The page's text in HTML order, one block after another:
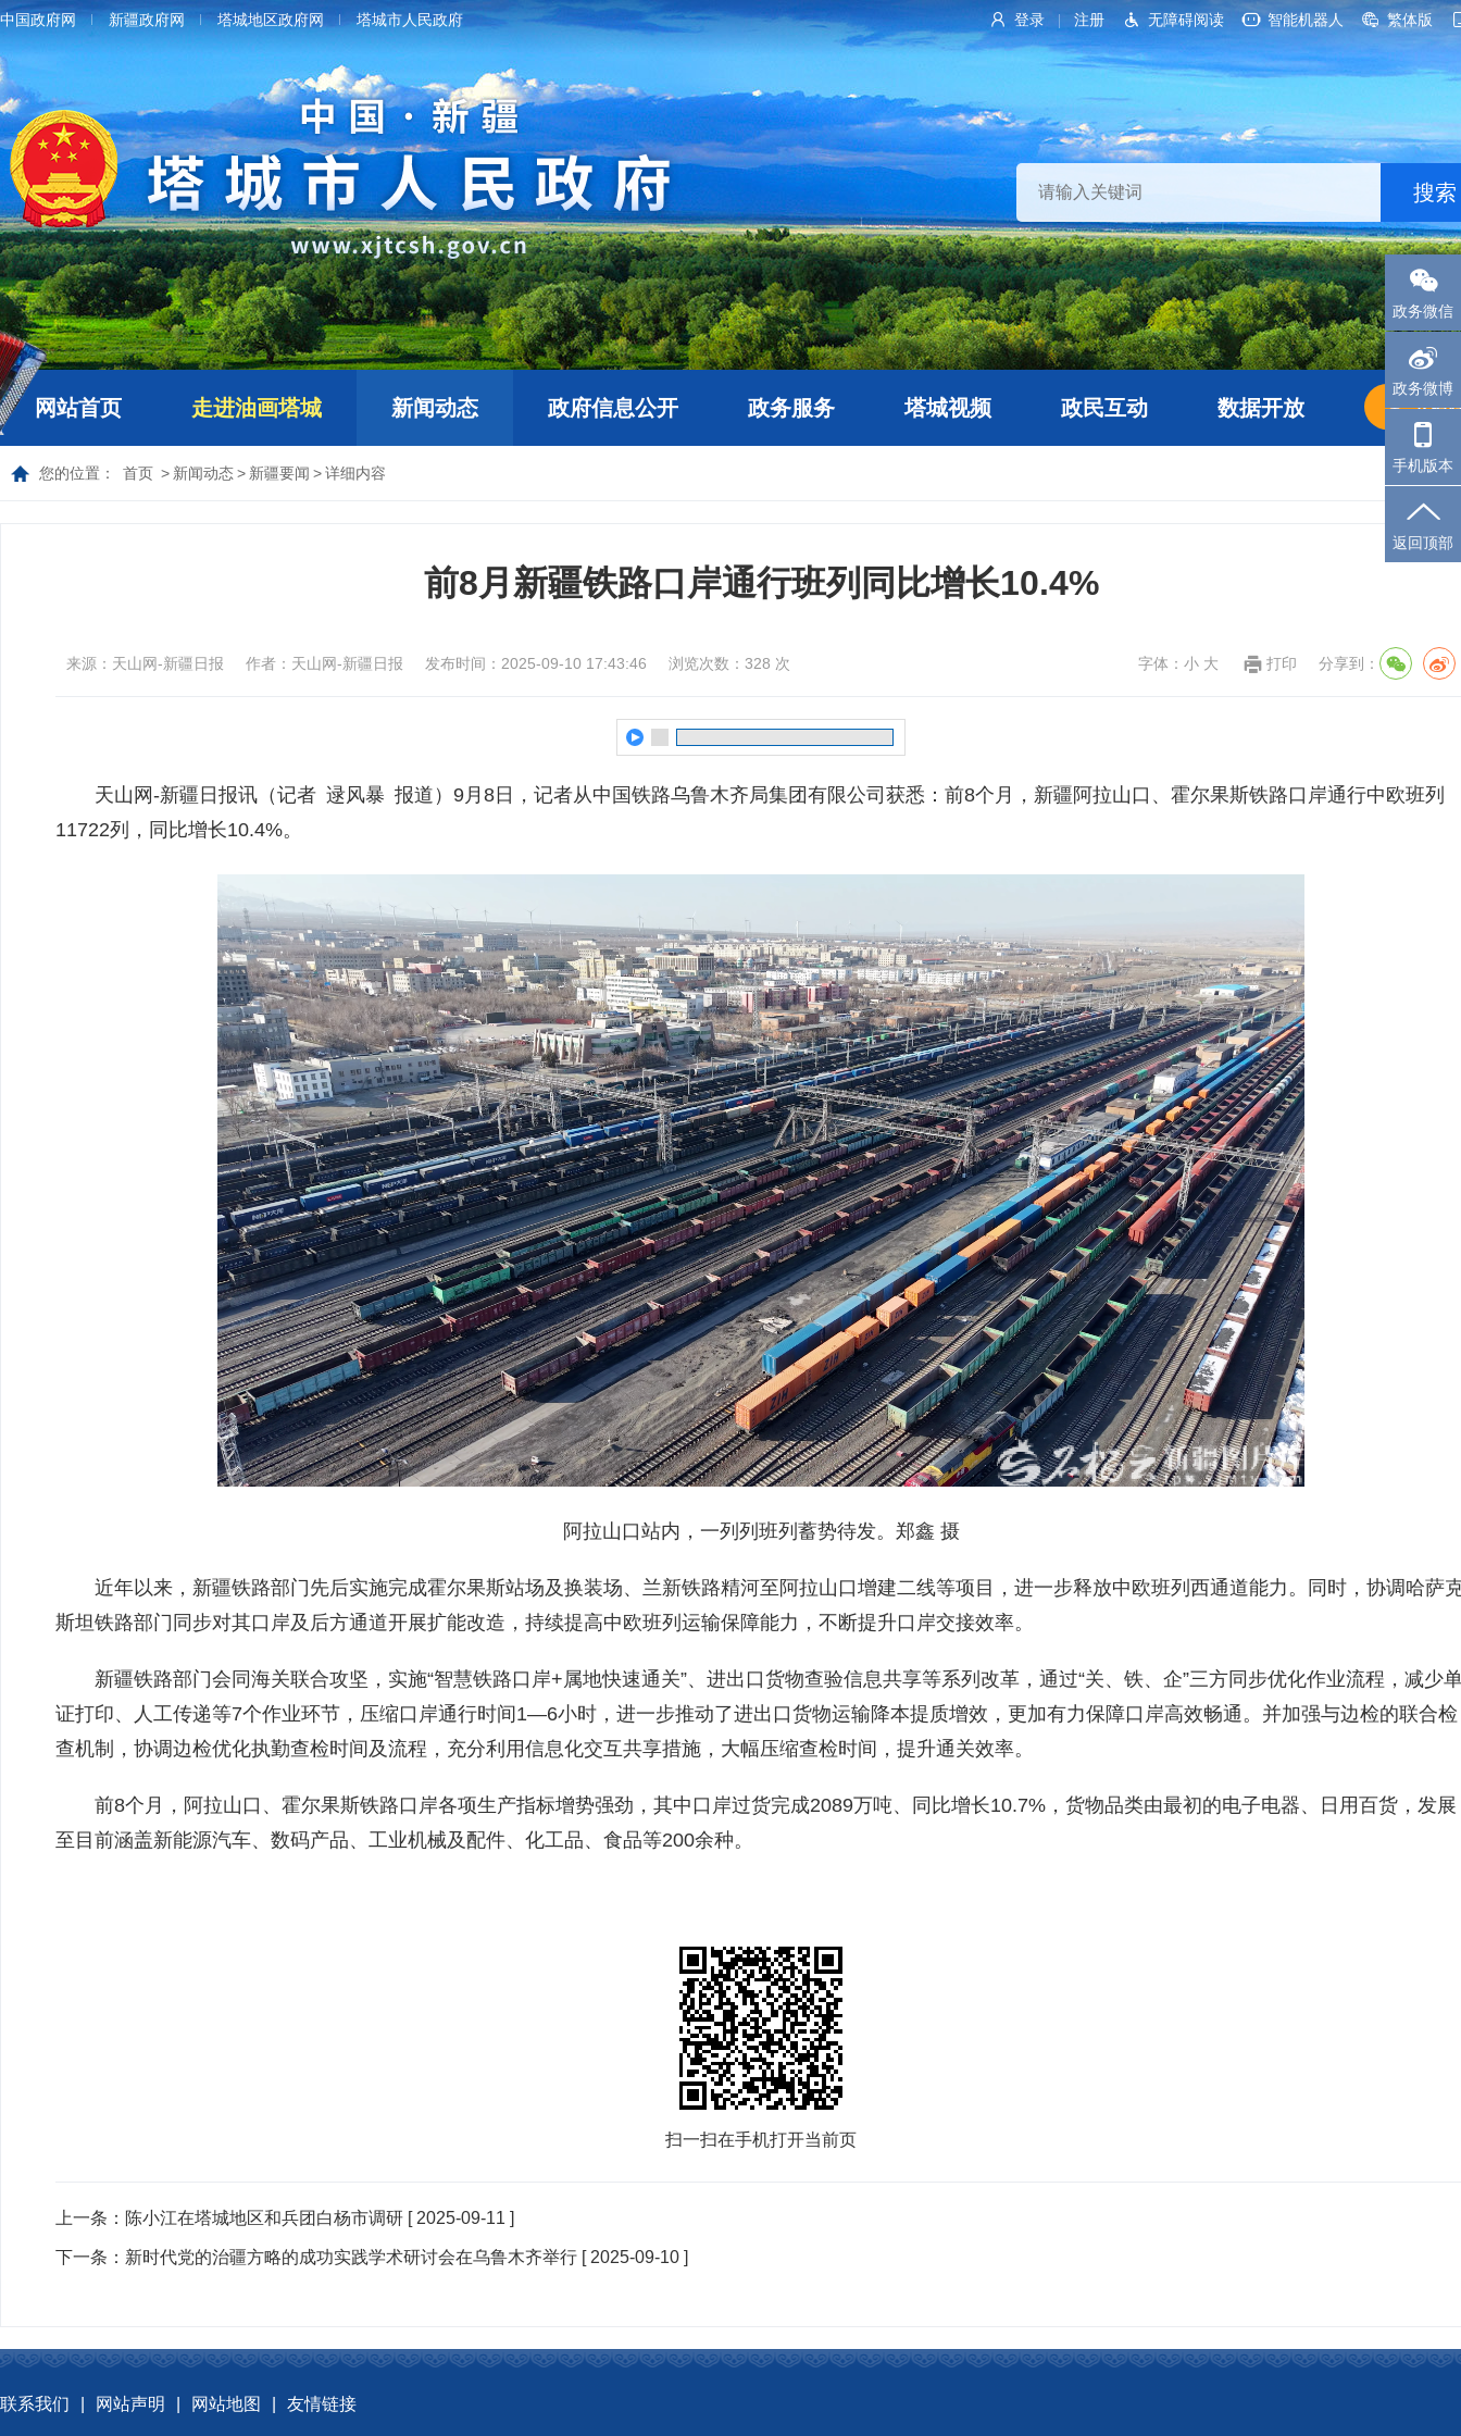
登录 注册 无障碍阅读 智能机器人 繁体版
中国政府网 新疆政府网 塔城地区政府网 塔城市人民政府
网站首页 走进油画塔城 新闻动态 政府信息公开 政务服务 塔城视频 政民互动 数据开放 长者
您的位置： 首页 > 新闻动态> 新疆要闻 >详细内容
前8月新疆铁路口岸通行班列同比增长10.4%
来源：天山网-新疆日报 作者：天山网-新疆日报 发布时间：2025-09-10 17:43:46 浏览次数： 328 次 字体： 小 大 打印 分享到：
天山网-新疆日报讯（记者 逯风暴 报道）9月8日，记者从中国铁路乌鲁木齐局集团有限公司获悉：前8个月，新疆阿拉山口、霍尔果斯铁路口岸通行中欧班列
11722列，同比增长10.4%。
阿拉山口站内，一列列班列蓄势待发。郑鑫 摄
近年以来，新疆铁路部门先后实施完成霍尔果斯站场及换装场、兰新铁路精河至阿拉山口增建二线等项目，进一步释放中欧班列西通道能力。同时，协调哈萨
斯坦铁路部门同步对其口岸及后方通道开展扩能改造，持续提高中欧班列运输保障能力，不断提升口岸交接效率。
新疆铁路部门会同海关联合攻坚，实施“智慧铁路口岸+属地快速通关”、进出口货物查验信息共享等系列改革，通过“关、铁、企”三方同步优化作业流程，减少
证打印、人工传递等7个作业环节，压缩口岸通行时间1—6小时，进一步推动了进出口货物运输降本提质增效，更加有力保障口岸高效畅通。并加强与边检的联合检
查机制，协调边检优化执勤查检时间及流程，充分利用信息化交互共享措施，大幅压缩查检时间，提升通关效率。
前8个月，阿拉山口、霍尔果斯铁路口岸各项生产指标增势强劲，其中口岸过货完成2089万吨、同比增长10.7%，货物品类由最初的电子电器、日用百货，发展
至目前涵盖新能源汽车、数码产品、工业机械及配件、化工品、食品等200余种。
扫一扫在手机打开当前页
上一条： 陈小江在塔城地区和兵团白杨市调研 [ 2025-09-11 ]
下一条： 新时代党的治疆方略的成功实践学术研讨会在乌鲁木齐举行 [ 2025-09-10 ]
联系我们 网站声明 网站地图 友情链接
政务微信
政务微博
手机版本
返回顶部